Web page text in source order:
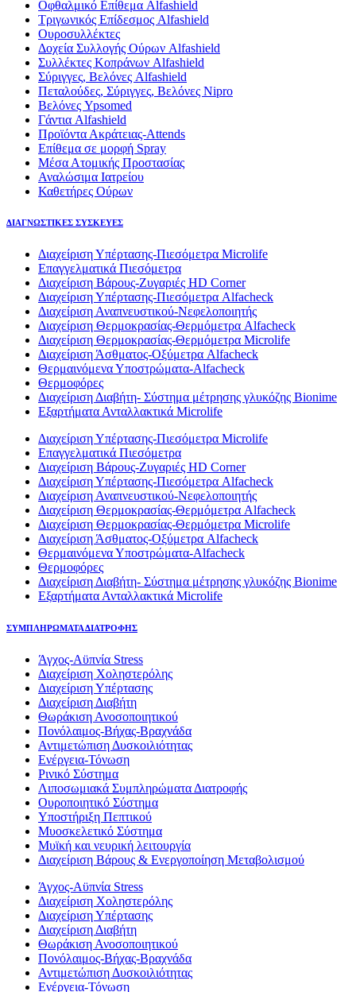
Οφθαλμικό Eπίθεμα Alfashield
Τριγωνικός Επίδεσμος Alfashield
Ουροσυλλέκτες
Δοχεία Συλλογής Ούρων Alfashield
Συλλέκτες Κοπράνων Alfashield
Σύριγγες, Βελόνες Alfashield
Πεταλούδες, Σύριγγες, Βελόνες Nipro
Βελόνες Ypsomed
Γάντια Alfashield
Προϊόντα Ακράτειας-Attends
Επίθεμα σε μορφή Spray
Μέσα Ατομικής Προστασίας
Αναλώσιμα Ιατρείου
Καθετήρες Ούρων
ΔΙΑΓΝΩΣΤΙΚΕΣ ΣΥΣΚΕΥΕΣ
Διαχείριση Υπέρτασης-Πιεσόμετρα Microlife
Επαγγελματικά Πιεσόμετρα
Διαχείριση Βάρους-Ζυγαριές HD Corner
Διαχείριση Υπέρτασης-Πιεσόμετρα Alfacheck
Διαχείριση Αναπνευστικού-Νεφελοποιητής
Διαχείριση Θερμοκρασίας-Θερμόμετρα Alfacheck
Διαχείριση Θερμοκρασίας-Θερμόμετρα Microlife
Διαχείριση Άσθματος-Οξύμετρα Alfacheck
Θερμαινόμενα Υποστρώματα-Alfacheck
Θερμοφόρες
Διαχείριση Διαβήτη- Σύστημα μέτρησης γλυκόζης Bionime
Εξαρτήματα Ανταλλακτικά Microlife
Διαχείριση Υπέρτασης-Πιεσόμετρα Microlife
Επαγγελματικά Πιεσόμετρα
Διαχείριση Βάρους-Ζυγαριές HD Corner
Διαχείριση Υπέρτασης-Πιεσόμετρα Alfacheck
Διαχείριση Αναπνευστικού-Νεφελοποιητής
Διαχείριση Θερμοκρασίας-Θερμόμετρα Alfacheck
Διαχείριση Θερμοκρασίας-Θερμόμετρα Microlife
Διαχείριση Άσθματος-Οξύμετρα Alfacheck
Θερμαινόμενα Υποστρώματα-Alfacheck
Θερμοφόρες
Διαχείριση Διαβήτη- Σύστημα μέτρησης γλυκόζης Bionime
Εξαρτήματα Ανταλλακτικά Microlife
ΣΥΜΠΛΗΡΩΜΑΤΑ ΔΙΑΤΡΟΦΗΣ
Άγχος-Αϋπνία Stress
Διαχείριση Χοληστερόλης
Διαχείριση Υπέρτασης
Διαχείριση Διαβήτη
Θωράκιση Ανοσοποιητικού
Πονόλαιμος-Βήχας-Βραχνάδα
Αντιμετώπιση Δυσκοιλιότητας
Eνέργεια-Τόνωση
Ρινικό Σύστημα
Λιποσωμιακά Συμπληρώματα Διατροφής
Ουροποιητικό Σύστημα
Υποστήριξη Πεπτικού
Μυοσκελετικό Σύστημα
Μυϊκή και νευρική λειτουργία
Διαχείριση Βάρους & Ενεργοποίηση Μεταβολισμού
Άγχος-Αϋπνία Stress
Διαχείριση Χοληστερόλης
Διαχείριση Υπέρτασης
Διαχείριση Διαβήτη
Θωράκιση Ανοσοποιητικού
Πονόλαιμος-Βήχας-Βραχνάδα
Αντιμετώπιση Δυσκοιλιότητας
Eνέργεια-Τόνωση